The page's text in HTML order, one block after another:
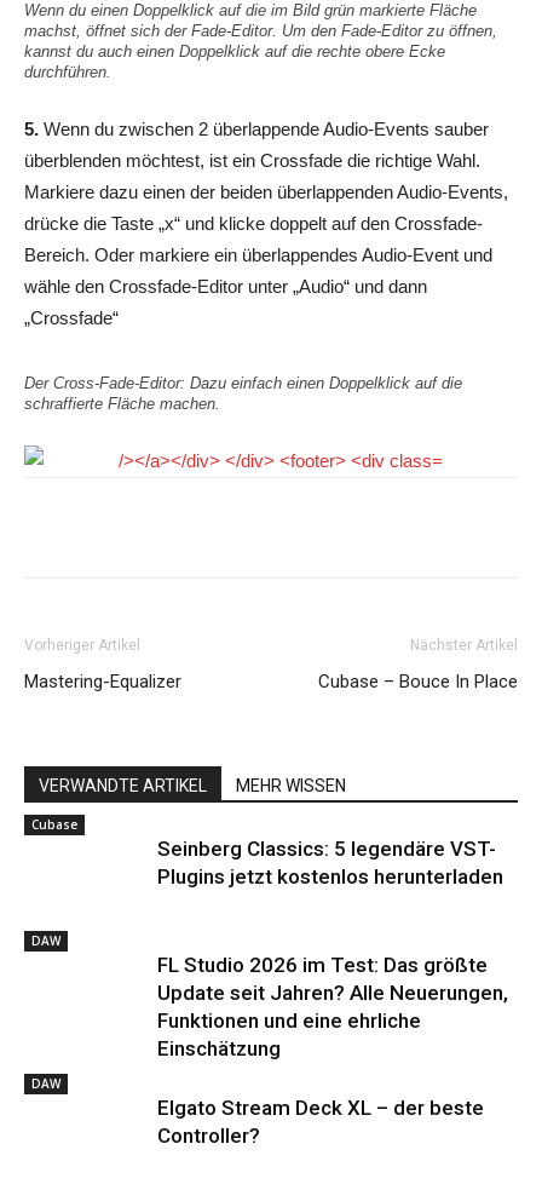
Wenn du einen Doppelklick auf die im Bild grün markierte Fläche
machst, öffnet sich der Fade-Editor. Um den Fade-Editor zu öffnen,
kannst du auch einen Doppelklick auf die rechte obere Ecke
durchführen.
5. Wenn du zwischen 2 überlappende Audio-Events sauber
überblenden möchtest, ist ein Crossfade die richtige Wahl.
Markiere dazu einen der beiden überlappenden Audio-Events,
drücke die Taste „x“ und klicke doppelt auf den Crossfade-
Bereich. Oder markiere ein überlappendes Audio-Event und
wähle den Crossfade-Editor unter „Audio“ und dann
„Crossfade“
Der Cross-Fade-Editor: Dazu einfach einen Doppelklick auf die
schraffierte Fläche machen.
Vorheriger Artikel
Mastering-Equalizer
Nächster Artikel
Cubase – Bouce In Place
VERWANDTE ARTIKEL MEHR WISSEN
Cubase
Seinberg Classics: 5 legendäre VST-
Plugins jetzt kostenlos herunterladen
DAW
FL Studio 2026 im Test: Das größte
Update seit Jahren? Alle Neuerungen,
Funktionen und eine ehrliche
Einschätzung
DAW
Elgato Stream Deck XL – der beste
Controller?